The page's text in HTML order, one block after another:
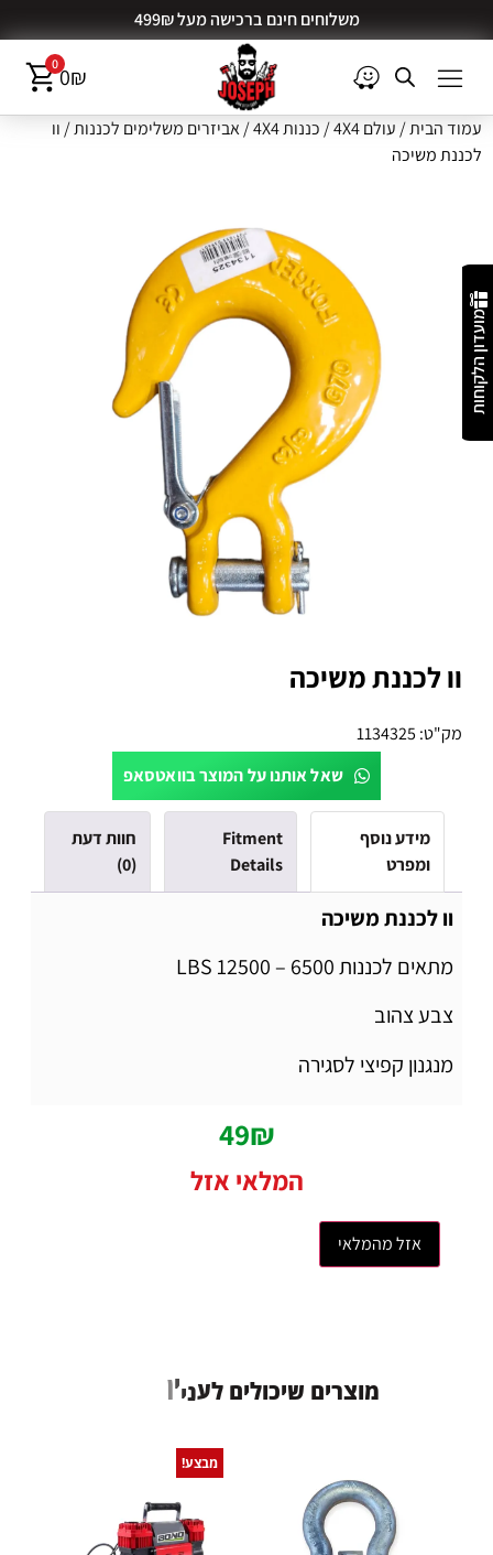
משלוחים חינם ברכישה מעל 499₪
00₪
מועדון הלקוחות
עמוד הבית/ עולם 4X4 / כננות 4X4 /אביזרים משלימים לכננות/ וו
לכננת משיכה
וו לכננת משיכה
מק"ט: 1134325
שאל אותנו על המוצר בוואטסאפ
מידע נוסף
ומפרט
Fitment
Details
חוות דעת
(0)
וו לכננת משיכה
מתאים לכננות 6500 – 12500 LBS
צבע צהוב
מנגנון קפיצי לסגירה
49₪
המלאי אזל
אזל מהמלאי
מוצרים שיכולים לעניין
מבצע!